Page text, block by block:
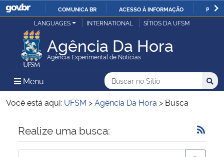
IR
O
COMUNICA BR ACESSO À INFORMAÇÃO
Ministério da Justiça e Segurança Pública
Ministério da Defesa
Ministério das Relações Exteriores
Ministério da Economia
Ministério da Infraestrutura
LANGUAGES INTERNATIONAL SÍTIOS DA UFSM
Agência Da Hora
Agência Experimental de Notícias
Menu Menu Principal do Sítio
Busca
Buscar no no Sítio
Busca:
Você está aqui: UFSM >Agência Da Hora > Busca
Início do conteúdo
Realize uma busca: